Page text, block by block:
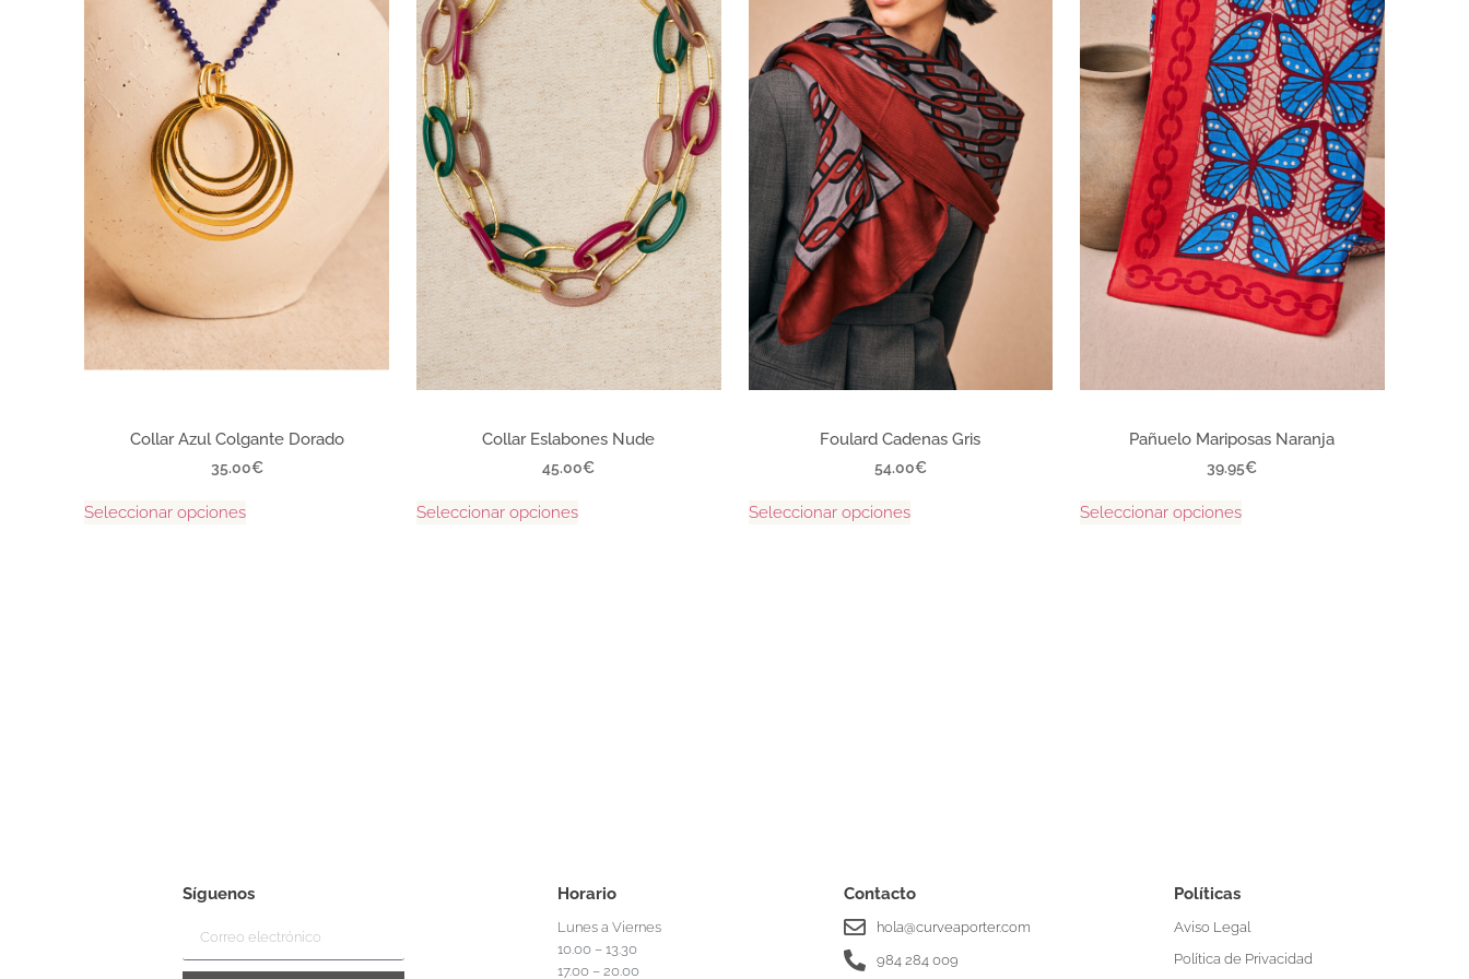
Collar Azul Colgante Dorado
35.00€
Seleccionar opciones
Collar Eslabones Nude
45.00€
Seleccionar opciones
Foulard Cadenas Gris
54.00€
Seleccionar opciones
Pañuelo Mariposas Naranja
39.95€
Seleccionar opciones
Síguenos Horario
Lunes a Viernes
10.00 – 13.30
17.00 – 20.00
Contacto
hola@curveaporter.com
984 284 009
Políticas
Aviso Legal
Política de Privacidad